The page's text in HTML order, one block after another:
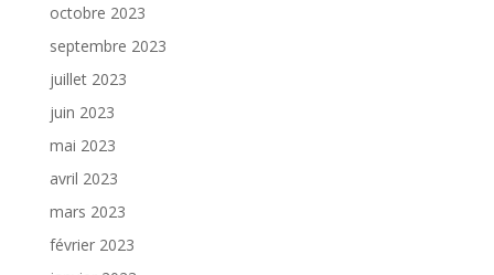
octobre 2023
septembre 2023
juillet 2023
juin 2023
mai 2023
avril 2023
mars 2023
février 2023